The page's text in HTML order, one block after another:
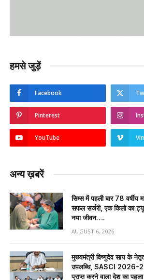
हमसे जुड़ें
Facebook
Pinterest
YouTube
अन्य ख़बरें
सिम्स में पहली बार 78
सफल सर्जरी, एक किलो का
नया जीवन….
AUGUST 6, 2026
मुख्यमंत्री विष्णुदेव साय के
उपलब्धि, SASCI 2026-27
प्राप्त करने वाला देश का